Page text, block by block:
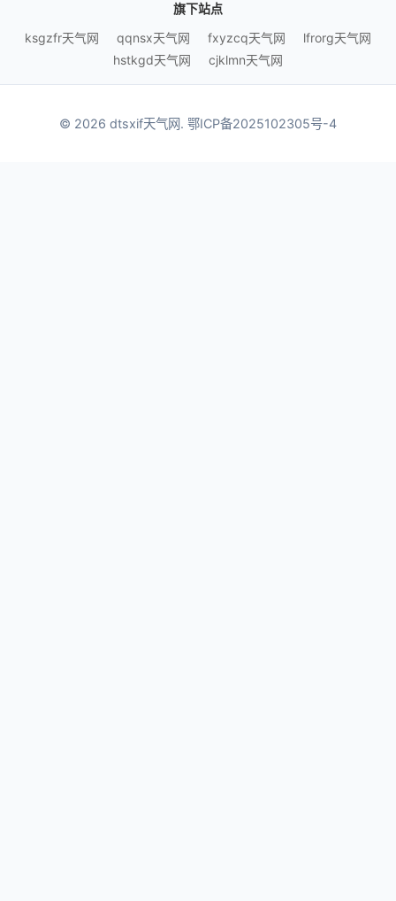
旗下站点
ksgzfr天气网
qqnsx天气网 fxyzcq天气网
lfrorg天气网
hstkgd天气网
cjklmn天气网
© 2026 dtsxif天气网. 鄂ICP备2025102305号-4